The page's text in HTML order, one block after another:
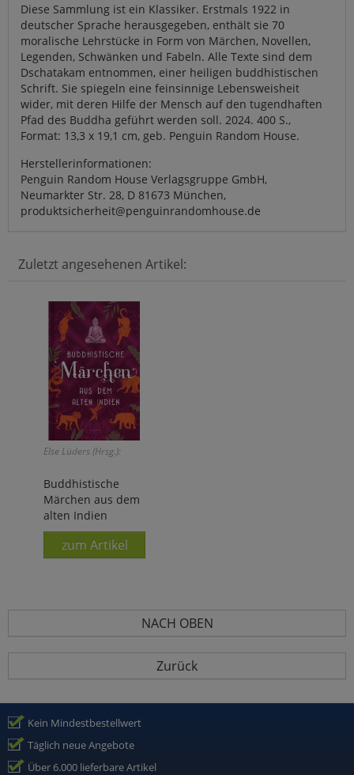
Diese Sammlung ist ein Klassiker. Erstmals 1922 in
deutscher Sprache herausgegeben, enthält sie 70
moralische Lehrstücke in Form von Märchen, Novellen,
Legenden, Schwänken und Fabeln. Alle Texte sind dem
Dschatakam entnommen, einer heiligen buddhistischen
Schrift. Sie spiegeln eine feinsinnige Lebensweisheit
wider, mit deren Hilfe der Mensch auf den tugendhaften
Pfad des Buddha geführt werden soll. 2024. 400 S.,
Format: 13,3 x 19,1 cm, geb. Penguin Random House.
Herstellerinformationen:
Penguin Random House Verlagsgruppe GmbH,
Neumarkter Str. 28, D 81673 München,
produktsicherheit@penguinrandomhouse.de
Zuletzt angesehenen Artikel:
Else Lüders (Hrsg.):
Buddhistische
Märchen aus dem
alten Indien
zum Artikel
NACH OBEN
Zurück
Kein Mindestbestellwert
Täglich neue Angebote
Über 6.000 lieferbare Artikel